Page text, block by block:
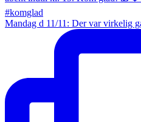
Mandag d 11/11: Der var virkelig